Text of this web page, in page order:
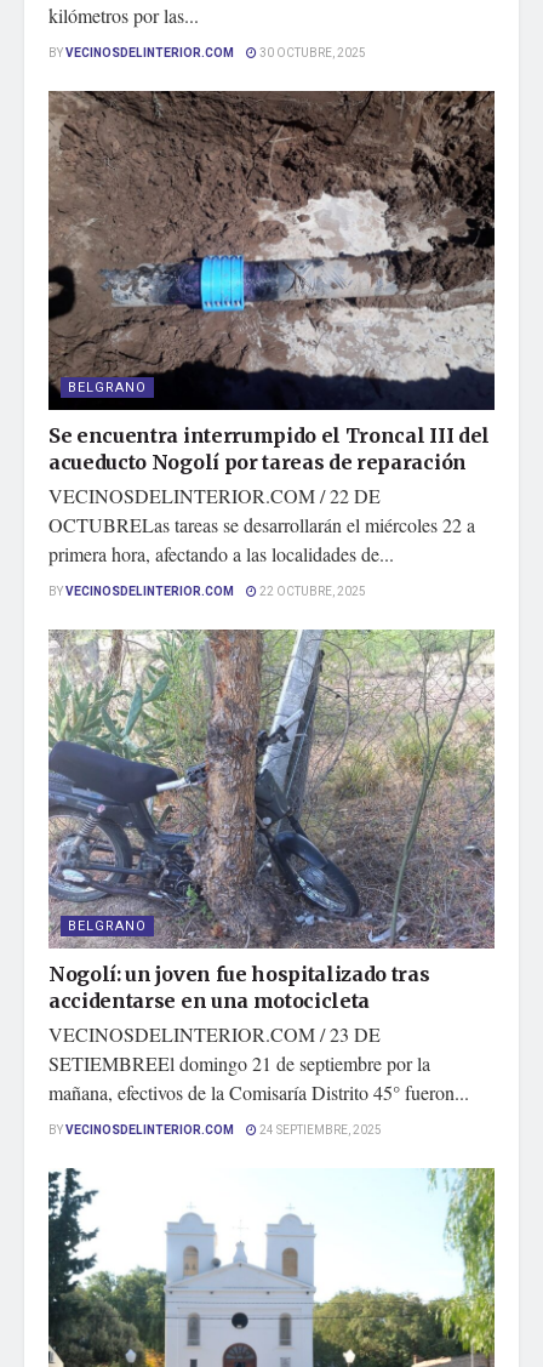
kilómetros por las...
BYVECINOSDELINTERIOR.COM 30 OCTUBRE, 2025
BELGRANO
Se encuentra interrumpido el Troncal III del
acueducto Nogolí por tareas de reparación
VECINOSDELINTERIOR.COM / 22 DE
OCTUBRELas tareas se desarrollarán el miércoles 22 a
primera hora, afectando a las localidades de...
BYVECINOSDELINTERIOR.COM 22 OCTUBRE, 2025
BELGRANO
Nogolí: un joven fue hospitalizado tras
accidentarse en una motocicleta
VECINOSDELINTERIOR.COM / 23 DE
SETIEMBREEl domingo 21 de septiembre por la
mañana, efectivos de la Comisaría Distrito 45° fueron...
BYVECINOSDELINTERIOR.COM 24 SEPTIEMBRE, 2025